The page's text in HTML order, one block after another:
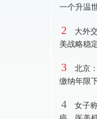
一个升温
2
大外
美战略稳
3
北京
缴纳年限
4
女子